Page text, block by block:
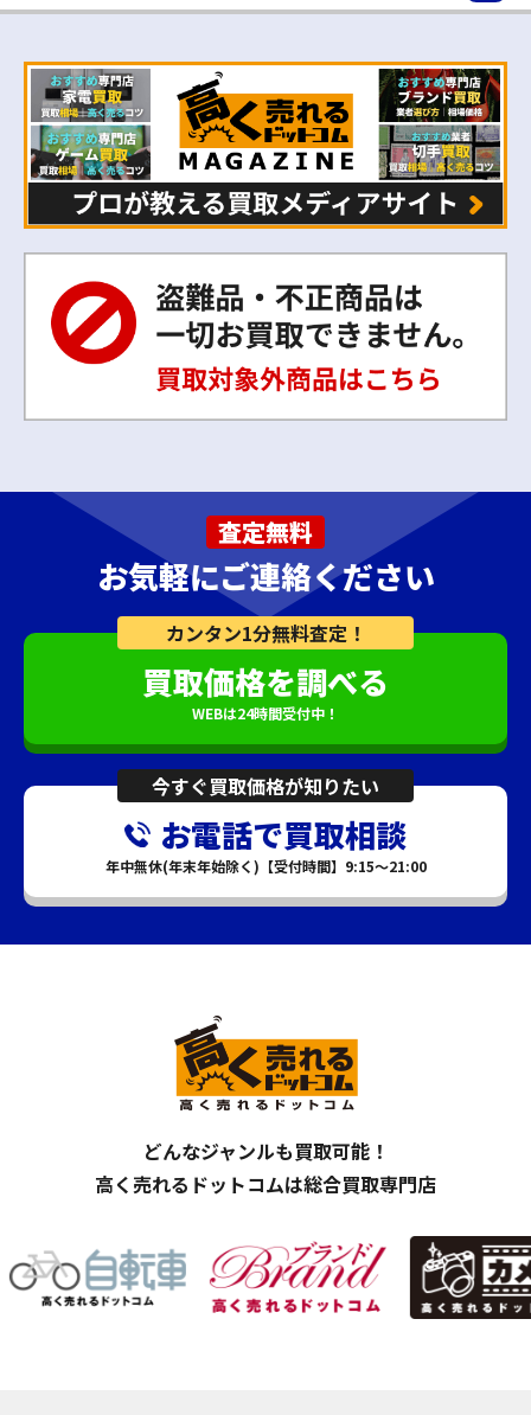
査定無料
お気軽にご連絡ください
カンタン1分無料査定！
買取価格を調べる
WEBは24時間受付中！
今すぐ買取価格が知りたい
お電話で買取相談
年中無休(年末年始除く)【受付時間】9:15～21:00
どんなジャンルも買取可能！
高く売れるドットコムは総合買取専門店